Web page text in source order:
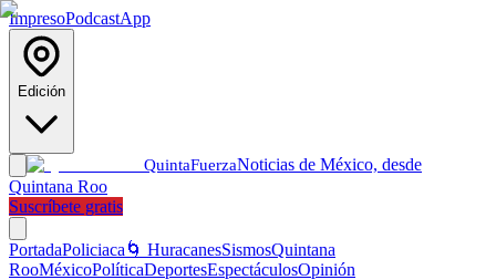
ImpresoPodcastApp
Edición
QuintaFuerzaNoticias de México, desde
Quintana Roo
Suscríbete gratis
PortadaPoliciaca 🌀 HuracanesSismosQuintana
RooMéxicoPolíticaDeportesEspectáculosOpinión